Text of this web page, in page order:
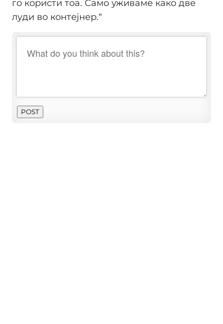
го користи тоа. Само уживаме како две
луди во контејнер.“
POST